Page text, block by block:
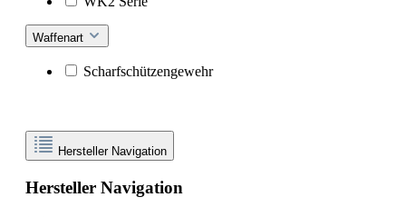
Waffenart
Scharfschützengewehr
Hersteller Navigation
Hersteller Navigation